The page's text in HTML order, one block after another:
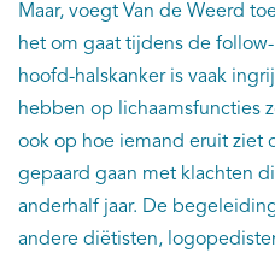
Maar, voegt Van de Weerd
het om gaat tijdens de
hoofd-halskanker is vaak
hebben op lichaamsfuncties
ook op hoe iemand eruit ziet
gepaard gaan met klachten
anderhalf jaar. De
andere diëtisten,